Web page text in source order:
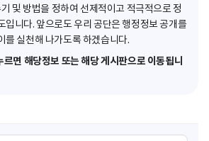
및 방법을 정하여 선제적이고 적극적으로 정
입니다. 앞으로도 우리 공단은 행정정보 공개를
를 실천해 나가도록 하겠습니다.
면 해당정보 또는 해당 게시판으로 이동됩니